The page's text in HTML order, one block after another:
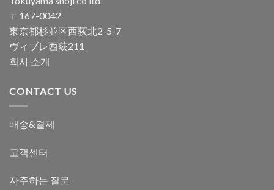
〒167-0042
東京都杉並区西荻北2-5-7
ヴィブレ西荻211
회사 소개
CONTACT US
배송&결제
고객센터
자주하는 질문